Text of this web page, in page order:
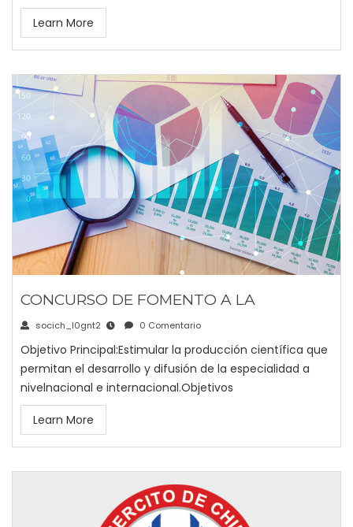
Learn More
CONCURSO DE FOMENTO A LA
socich_l0gnt2 0 Comentario
Objetivo Principal:Estimular la producción científica que
permitan el desarrollo y difusión de la especialidad a
nivelnacional e internacional.Objetivos
Learn More